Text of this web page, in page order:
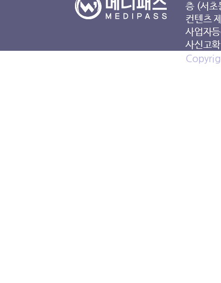
층 (서초
컨텐츠
사업자
사신고